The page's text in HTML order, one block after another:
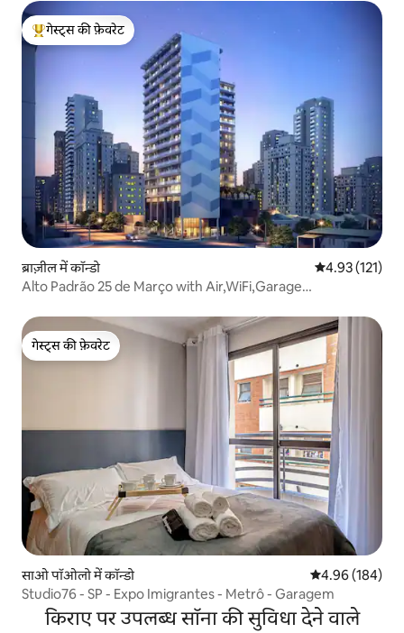
गेस्ट्स का टॉप फ़ेवरेट
गेस्ट्स की फ़ेवरेट
ब्राज़ील में कॉन्डो औसत रेटिंग 5 में से
4.93 (121)
Alto Padrão 25 de Março with Air,WiFi,Garage…
गेस्ट्स की फ़ेवरेट
गेस्ट्स की फ़ेवरेट
साओ पॉओलो में कॉन्डो औसत रेटिंग 5 में से
4.96 (184)
Studio76 - SP - Expo Imigrantes - Metrô - Garagem
किराए पर उपलब्ध सॉना की सुविधा देने वाले